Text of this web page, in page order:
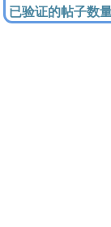
已验证的帖子数量